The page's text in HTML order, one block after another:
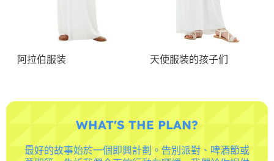
阿拉伯服装 天使服装的孩子们
WHAT'S THE PLAN?
最好的故事始於一個即興計劃。告別派對、啤酒節或